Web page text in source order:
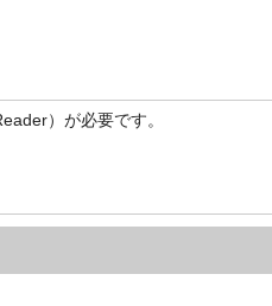
）が必要です。